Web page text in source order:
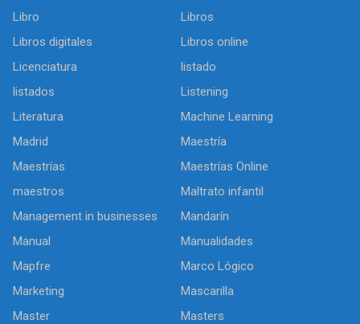
Libro
Libros
Libros digitales
Libros online
Licenciatura
listado
listados
Listening
Literatura
Machine Learning
Madrid
Maestría
Maestrías
Maestrías Online
maestros
Maltrato infantil
Management in businesses
Mandarín
Manual
Manualidades
Mapfre
Marco Lógico
Marketing
Mascarilla
Master
Masters